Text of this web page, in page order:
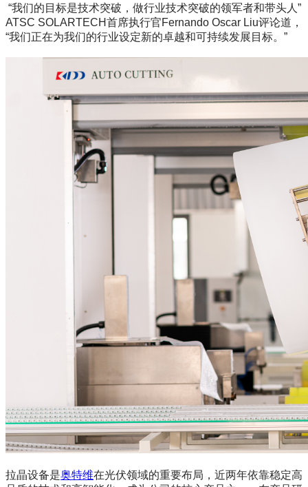
“我们的目标是技术突破，做行业技术突破的领军者和带头人”
ATSC SOLARTECH首席执行官Fernando Oscar Liu评论道，
“我们正在为我们的行业设定新的卓越和可持续发展目标。”
拉晶设备是奥特维在光伏领域的重要布局，近两年依靠稳定高